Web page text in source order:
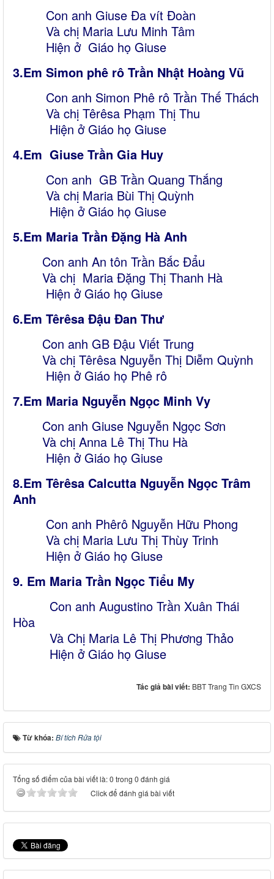
Con anh Giuse Đa vít Đoàn
Và chị Maria Lưu Minh Tâm
Hiện ở Giáo họ Giuse
3.Em Simon phê rô Trần Nhật Hoàng Vũ
Con anh Simon Phê rô Trần Thế Thách
Và chị Têrêsa Phạm Thị Thu
Hiện ở Giáo họ Giuse
4.Em Giuse Trần Gia Huy
Con anh GB Trần Quang Thắng
Và chị Maria Bùi Thị Quỳnh
Hiện ở Giáo họ Giuse
5.Em Maria Trần Đặng Hà Anh
Con anh An tôn Trần Bắc Đẩu
Và chị Maria Đặng Thị Thanh Hà
Hiện ở Giáo họ Giuse
6.Em Têrêsa Đậu Đan Thư
Con anh GB Đậu Viết Trung
Và chị Têrêsa Nguyễn Thị Diễm Quỳnh
Hiện ở Giáo họ Phê rô
7.Em Maria Nguyễn Ngọc Minh Vy
Con anh Giuse Nguyễn Ngọc Sơn
Và chị Anna Lê Thị Thu Hà
Hiện ở Giáo họ Giuse
8.Em Têrêsa Calcutta Nguyễn Ngọc Trâm
Anh
Con anh Phêrô Nguyễn Hữu Phong
Và chị Maria Lưu Thị Thùy Trinh
Hiện ở Giáo họ Giuse
9. Em Maria Trần Ngọc Tiểu My
Con anh Augustino Trần Xuân Thái
Hòa
Và Chị Maria Lê Thị Phương Thảo
Hiện ở Giáo họ Giuse
Tác giả bài viết: BBT Trang Tin GXCS
Từ khóa: Bí tích Rửa tội
Tổng số điểm của bài viết là: 0 trong 0 đánh giá
Click để đánh giá bài viết